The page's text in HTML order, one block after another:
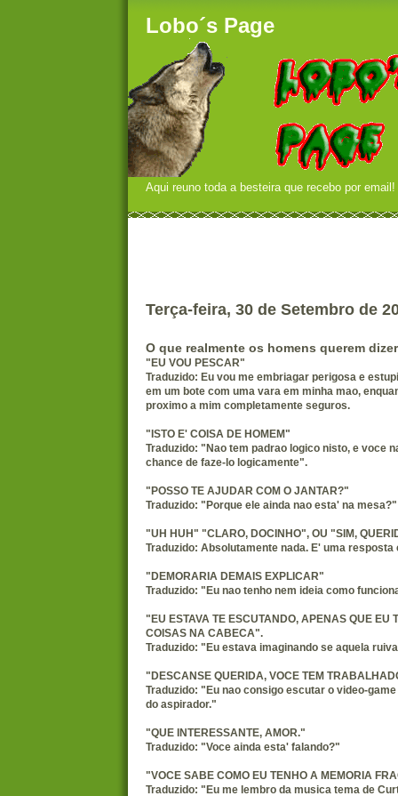
Lobo´s Page
Aqui reuno toda a besteira que recebo por
Terça-feira, 30 de Setembro de
O que realmente os homens querem
"EU VOU PESCAR"
Traduzido: Eu vou me embriagar perigosa e
em um bote com uma vara em minha mao,
proximo a mim completamente seguros.
"ISTO E' COISA DE HOMEM"
Traduzido: "Nao tem padrao logico nisto, e voce
chance de faze-lo logicamente".
"POSSO TE AJUDAR COM O JANTAR?"
Traduzido: "Porque ele ainda nao esta' na mesa?"
"UH HUH" "CLARO, DOCINHO", OU "SIM,
Traduzido: Absolutamente nada. E' uma resposta
"DEMORARIA DEMAIS EXPLICAR"
Traduzido: "Eu nao tenho nem ideia como
"EU ESTAVA TE ESCUTANDO, APENAS QUE EU
COISAS NA CABECA".
Traduzido: "Eu estava imaginando se aquela
"DESCANSE QUERIDA, VOCE TEM
Traduzido: "Eu nao consigo escutar o video-
do aspirador."
"QUE INTERESSANTE, AMOR."
Traduzido: "Voce ainda esta' falando?"
"VOCE SABE COMO EU TENHO A MEMORIA
Traduzido: "Eu me lembro da musica tema de